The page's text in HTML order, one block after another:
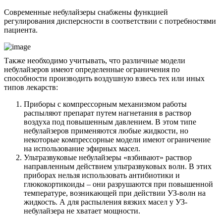
Современные небулайзеры снабжены функцией
регулирования дисперсности в соответствии с потребностями
пациента.
Также необходимо учитывать, что различные модели
небулайзеров имеют определенные ограничения по
способности производить воздушную взвесь тех или иных
типов лекарств:
Приборы с компрессорным механизмом работы
распыляют препарат путем нагнетания в раствор
воздуха под повышенным давлением. В этом типе
небулайзеров применяются любые жидкости, но
некоторые компрессорные модели имеют ограничение
на использование эфирных масел.
Ультразвуковые небулайзеры «взбивают» раствор
направленным действием ультразвуковых волн. В этих
приборах нельзя использовать антибиотики и
глюкокортикоиды – они разрушаются при повышенной
температуре, возникающей при действии УЗ-волн на
жидкость. А для распыления вязких масел у УЗ-
небулайзера не хватает мощности.